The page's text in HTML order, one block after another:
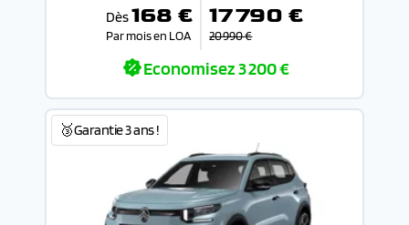
Dès168 €
Par mois en LOA
17 790 €
20 990 €
Economisez3 200 €
🥉Garantie 3 ans !